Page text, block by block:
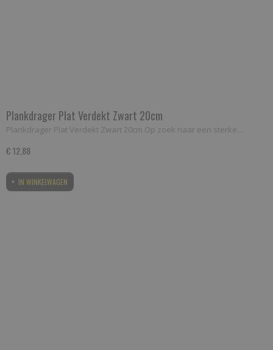
Plankdrager Plat Verdekt Zwart 20cm
Plankdrager Plat Verdekt Zwart 20cm Op zoek naar een sterke…
€ 12,88
IN WINKELWAGEN